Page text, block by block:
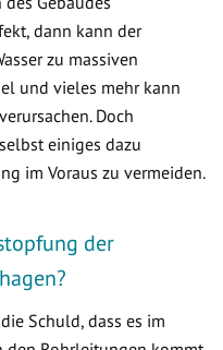
dann kann der
zu massiven
und vieles mehr kann
Doch
einiges dazu
im Voraus zu vermeiden.
der
Schuld, dass es im